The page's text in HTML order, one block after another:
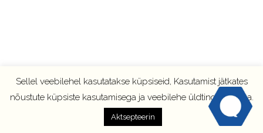
Sellel veebilehel kasutatakse küpsiseid, Kasutamist jätkates
nõustute küpsiste kasutamisega ja veebilehe üldtingimustega.
Aktsepteerin